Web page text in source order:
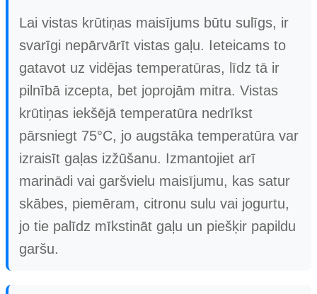
Lai vistas krūtiņas maisījums būtu sulīgs, ir
svarīgi nepārvārīt vistas gaļu. Ieteicams to
gatavot uz vidējas temperatūras, līdz tā ir
pilnībā izcepta, bet joprojām mitra. Vistas
krūtiņas iekšējā temperatūra nedrīkst
pārsniegt 75°C, jo augstāka temperatūra var
izraisīt gaļas izžūšanu. Izmantojiet arī
marinādi vai garšvielu maisījumu, kas satur
skābes, piemēram, citronu sulu vai jogurtu,
jo tie palīdz mīkstināt gaļu un piešķir papildu
garšu.